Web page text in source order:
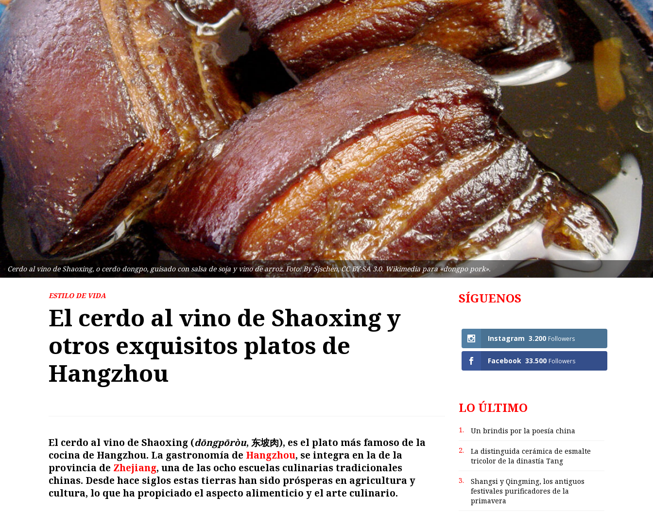
Cerdo al vino de Shaoxing, o cerdo dongpo, guisado con salsa de soja y vino de arroz. Foto: By Sjschen, CC BY-SA 3.0. Wikimedia para «dongpo pork».
ESTILO DE VIDA
El cerdo al vino de Shaoxing y
otros exquisitos platos de
Hangzhou
El cerdo al vino de Shaoxing (dōngpōròu, 东坡肉), es el plato más famoso de la
cocina de Hangzhou. La gastronomía de Hangzhou, se integra en la de la
provincia de Zhejiang, una de las ocho escuelas culinarias tradicionales
chinas. Desde hace siglos estas tierras han sido prósperas en agricultura y
cultura, lo que ha propiciado el aspecto alimenticio y el arte culinario.
SÍGUENOS
Instagram 3.200 Followers
Facebook 33.500 Followers
LO ÚLTIMO
1. Un brindis por la poesía china
2.
La distinguida cerámica de esmalte
tricolor de la dinastía Tang
3.
Shangsi y Qingming, los antiguos
festivales purificadores de la
primavera